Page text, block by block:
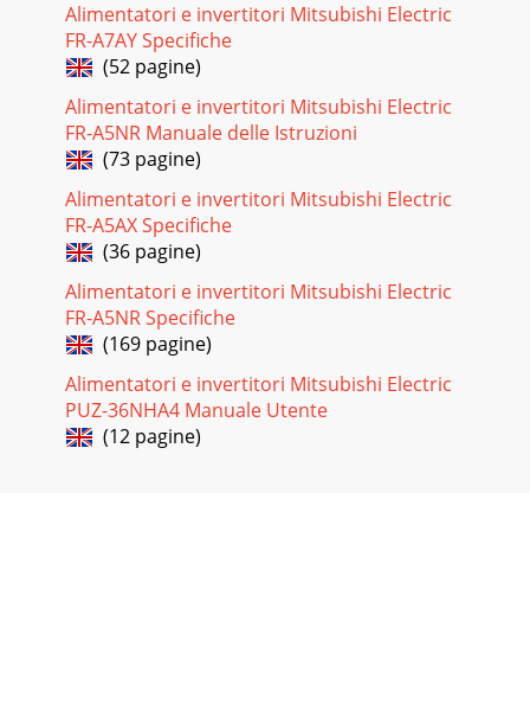
Alimentatori e invertitori Mitsubishi Electric
FR-A7AY Specifiche
(52 pagine)
Alimentatori e invertitori Mitsubishi Electric
FR-A5NR Manuale delle Istruzioni
(73 pagine)
Alimentatori e invertitori Mitsubishi Electric
FR-A5AX Specifiche
(36 pagine)
Alimentatori e invertitori Mitsubishi Electric
FR-A5NR Specifiche
(169 pagine)
Alimentatori e invertitori Mitsubishi Electric
PUZ-36NHA4 Manuale Utente
(12 pagine)